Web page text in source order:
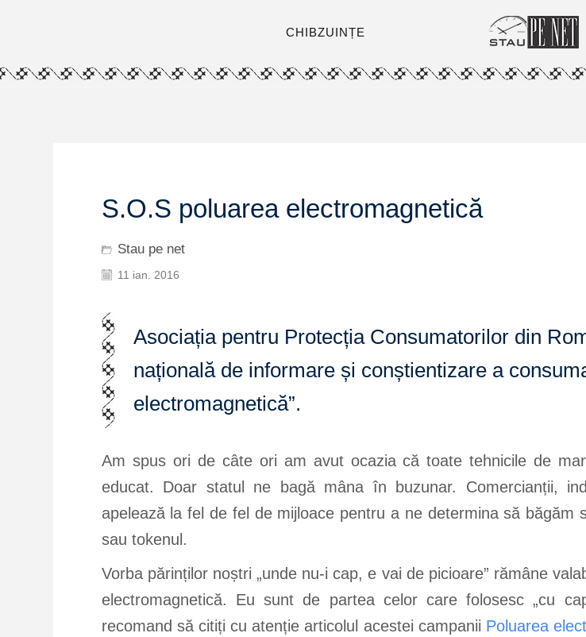
CHIBZUINȚE
S.O.S poluarea electromagnetică
Stau pe net
11 ian. 2016
Asociația pentru Protecția Consumatorilor din
națională de informare și conștientizare a
electromagnetică”.
Am spus ori de câte ori am avut ocazia că toate tehnicile de
educat. Doar statul ne bagă mâna în buzunar. Comercianții,
apelează la fel de fel de mijloace pentru a ne determina să băgăm
sau tokenul.
Vorba părinților noștri „unde nu-i cap, e vai de picioare” rămâne
electromagnetică. Eu sunt de partea celor care folosesc „cu
recomand să citiți cu atenție articolul acestei campanii Poluarea